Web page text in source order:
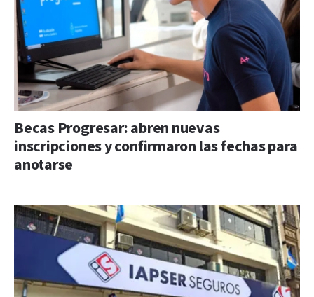
Becas Progresar: abren nuevas
inscripciones y confirmaron las fechas para
anotarse